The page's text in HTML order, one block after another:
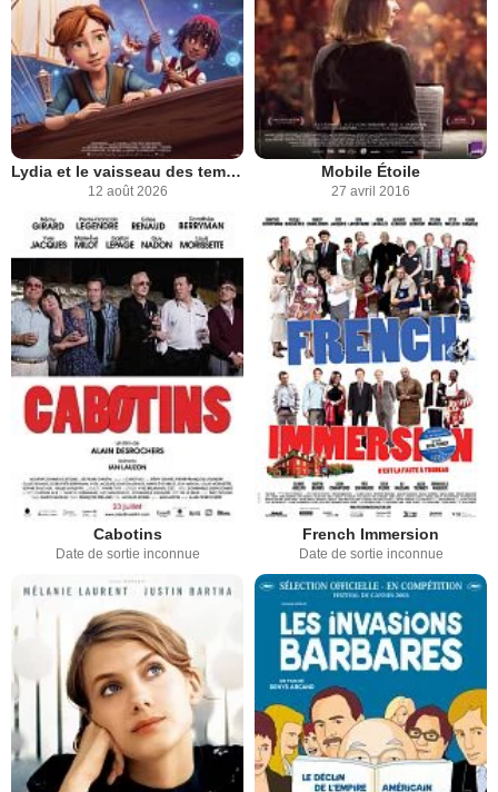
Lydia et le vaisseau des tempêtes
12 août 2026
Mobile Étoile
27 avril 2016
Cabotins
Date de sortie inconnue
French Immersion
Date de sortie inconnue